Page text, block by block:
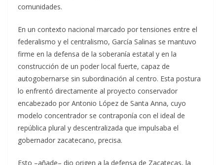
comunidades.
En un contexto nacional marcado por tensiones entre el
federalismo y el centralismo, García Salinas se mantuvo
firme en la defensa de la soberanía estatal y en la
construcción de un poder local fuerte, capaz de
autogobernarse sin subordinación al centro. Esta postura
lo enfrentó directamente al proyecto conservador
encabezado por Antonio López de Santa Anna, cuyo
modelo concentrador se contraponía con el ideal de
república plural y descentralizada que impulsaba el
gobernador zacatecano, precisa.
Esto –añade– dio origen a la defensa de Zacatecas, la